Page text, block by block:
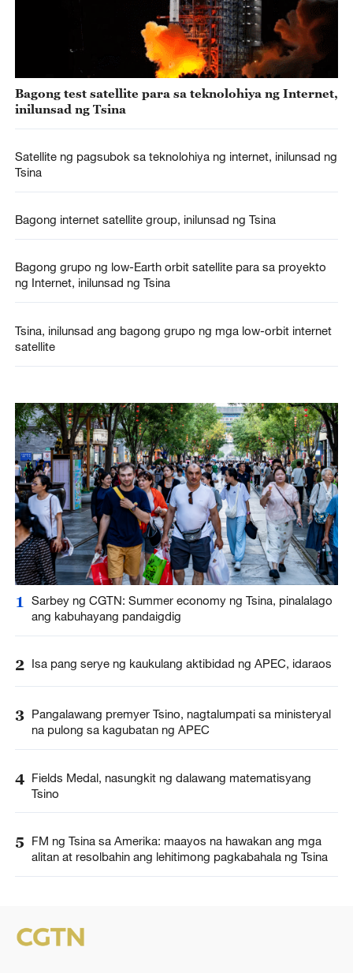
Bagong test satellite para sa teknolohiya ng Internet,
inilunsad ng Tsina
Satellite ng pagsubok sa teknolohiya ng internet, inilunsad ng
Tsina
Bagong internet satellite group, inilunsad ng Tsina
Bagong grupo ng low-Earth orbit satellite para sa proyekto
ng Internet, inilunsad ng Tsina
Tsina, inilunsad ang bagong grupo ng mga low-orbit internet
satellite
1
Sarbey ng CGTN: Summer economy ng Tsina, pinalalago
ang kabuhayang pandaigdig
2 Isa pang serye ng kaukulang aktibidad ng APEC, idaraos
3 Pangalawang premyer Tsino, nagtalumpati sa ministeryal
na pulong sa kagubatan ng APEC
4 Fields Medal, nasungkit ng dalawang matematisyang
Tsino
5
FM ng Tsina sa Amerika: maayos na hawakan ang mga
alitan at resolbahin ang lehitimong pagkabahala ng Tsina